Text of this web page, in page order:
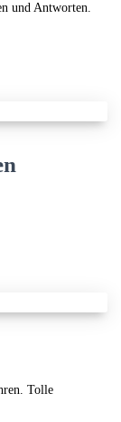
und Antworten.
Tolle